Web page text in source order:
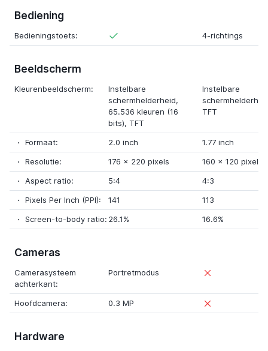
Bediening
Bedieningstoets: 4-richtings
Beeldscherm
Kleurenbeeldscherm:
Instelbare
schermhelderheid,
65.536 kleuren (16
bits), TFT
Instelbare
TFT
Formaat: 2.0 inch
1.77 inch
Resolutie:
176 x 220 pixels 160 x 120 pixels
Aspect ratio:
5:4
4:3
Pixels Per Inch (PPI):
141
113
Screen-to-body ratio: 26.1% 16.6%
Cameras
Camerasysteem
achterkant:
Portretmodus
Hoofdcamera: 0.3 MP
Hardware